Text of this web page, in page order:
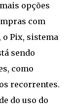
opções
com
o Pix, sistema
sendo
como
recorrentes.
do uso do